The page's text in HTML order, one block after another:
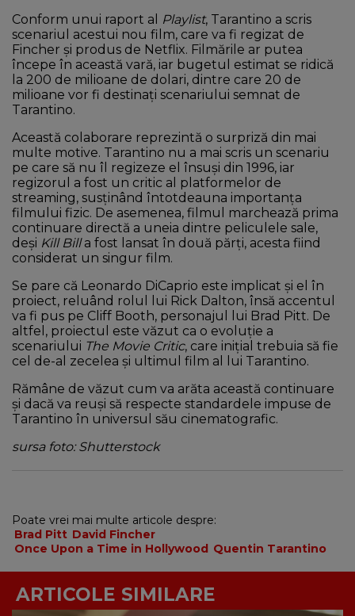
Conform unui raport al
Playlist, Tarantino a scris
scenariul acestui nou film, care va fi regizat de
Fincher și produs de Netflix. Filmările ar putea
începe în această vară, iar bugetul estimat se ridică
la 200 de milioane de dolari, dintre care 20 de
milioane vor fi destinați scenariului semnat de
Tarantino.
Această colaborare reprezintă o surpriză din mai
multe motive. Tarantino nu a mai scris un scenariu
pe care să nu îl regizeze el însuși din 1996, iar
regizorul a fost un critic al platformelor de
streaming, susținând întotdeauna importanța
filmului fizic. De asemenea, filmul marchează prima
continuare directă a uneia dintre peliculele sale,
deși Kill Billa fost lansat în două părți, acesta fiind
considerat un singur film.
Se pare că Leonardo DiCaprio este implicat și el în
proiect, reluând rolul lui Rick Dalton, însă accentul
va fi pus pe Cliff Booth, personajul lui Brad Pitt. De
altfel, proiectul este văzut ca o evoluție a
scenariului The Movie Critic, care inițial trebuia să fie
cel de-al zecelea și ultimul film al lui Tarantino.
Rămâne de văzut cum va arăta această continuare
și dacă va reuși să respecte standardele impuse de
Tarantino în universul său cinematografic.
sursa foto: Shutterstock
Poate vrei mai multe articole despre:
Brad Pitt David Fincher
Once Upon a Time in Hollywood Quentin Tarantino
ARTICOLE SIMILARE